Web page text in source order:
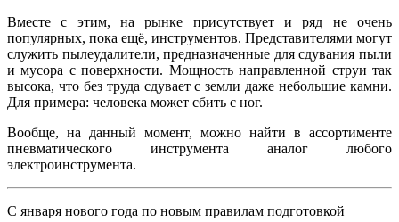
Вместе с этим, на рынке присутствует и ряд не очень
популярных, пока ещё, инструментов. Представителями могут
служить пылеудалители, предназначенные для сдувания пыли
и мусора с поверхности. Мощность направленной струи так
высока, что без труда сдувает с земли даже небольшие камни.
Для примера: человека может сбить с ног.
Вообще, на данный момент, можно найти в ассортименте
пневматического инструмента аналог любого
электроинструмента.
С января нового года по новым правилам подготовкой